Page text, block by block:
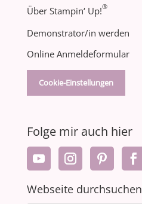
Über Stampin‘ Up!®
Demonstrator/in werden
Online Anmeldeformular
Cookie-Einstellungen
Folge mir auch hier
Webseite durchsuchen